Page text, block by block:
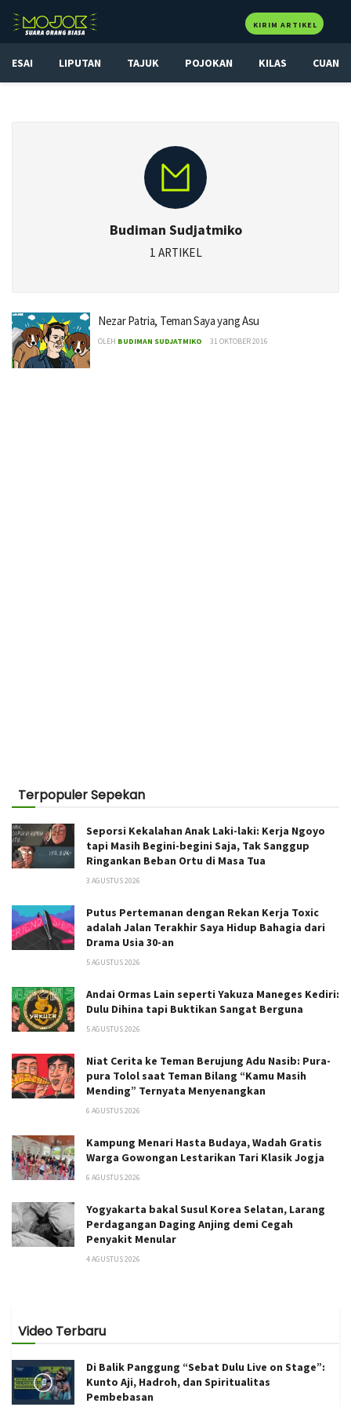
KIRIM ARTIKEL
ESAI LIPUTAN TAJUK POJOKAN KILAS CUAN
Budiman Sudjatmiko
1 ARTIKEL
Nezar Patria, Teman Saya yang Asu
OLEH BUDIMAN SUDJATMIKO 31 OKTOBER 2016
Terpopuler Sepekan
Seporsi Kekalahan Anak Laki-laki: Kerja Ngoyo
tapi Masih Begini-begini Saja, Tak Sanggup
Ringankan Beban Ortu di Masa Tua
3 AGUSTUS 2026
Putus Pertemanan dengan Rekan Kerja Toxic
adalah Jalan Terakhir Saya Hidup Bahagia dari
Drama Usia 30-an
5 AGUSTUS 2026
Andai Ormas Lain seperti Yakuza Maneges Kediri:
Dulu Dihina tapi Buktikan Sangat Berguna
5 AGUSTUS 2026
Niat Cerita ke Teman Berujung Adu Nasib: Pura-
pura Tolol saat Teman Bilang “Kamu Masih
Mending” Ternyata Menyenangkan
6 AGUSTUS 2026
Kampung Menari Hasta Budaya, Wadah Gratis
Warga Gowongan Lestarikan Tari Klasik Jogja
6 AGUSTUS 2026
Yogyakarta bakal Susul Korea Selatan, Larang
Perdagangan Daging Anjing demi Cegah
Penyakit Menular
4 AGUSTUS 2026
Video Terbaru
Di Balik Panggung “Sebat Dulu Live on Stage”:
Kunto Aji, Hadroh, dan Spiritualitas
Pembebasan